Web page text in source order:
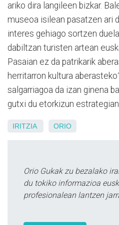
ariko dira langileen bizkar.
museoa isilean pasatzen ari
interes gehiago sortzen
dabiltzan turisten artean
Pasaian ez da patrikarik
herritarron kultura
salgarriagoa da izan ginena
gutxi du etorkizun
IRITZIA ORIO
Orio Gukak zu bezalako
du tokiko informazioa
profesionalean lantzen